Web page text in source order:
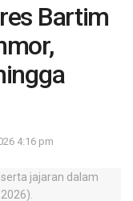
Bartim
4:16 pm